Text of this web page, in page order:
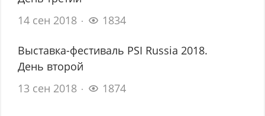
14 сен 2018
1834
Выставка-фестиваль PSI Russia 2018.
День второй
13 сен 2018
1874